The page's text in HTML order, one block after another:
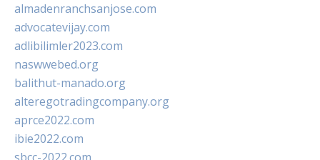
almadenranchsanjose.com
advocatevijay.com
adlibilimler2023.com
naswwebed.org
balithut-manado.org
alteregotradingcompany.org
aprce2022.com
ibie2022.com